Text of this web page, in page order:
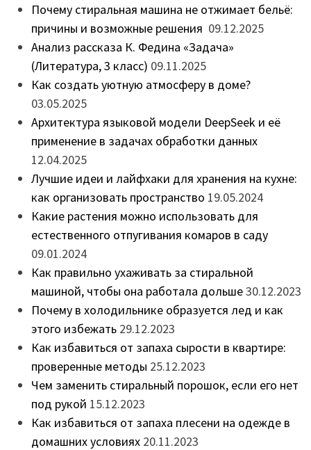
Почему стиральная машина не отжимает бельё:
причины и возможные решения 09.12.2025
Анализ рассказа К. Федина «Задача»
(Литература, 3 класс) 09.11.2025
Как создать уютную атмосферу в доме?
03.05.2025
Архитектура языковой модели DeepSeek и её
применение в задачах обработки данных
12.04.2025
Лучшие идеи и лайфхаки для хранения на кухне:
как организовать пространство 19.05.2024
Какие растения можно использовать для
естественного отпугивания комаров в саду
09.01.2024
Как правильно ухаживать за стиральной
машиной, чтобы она работала дольше30.12.2023
Почему в холодильнике образуется лед и как
этого избежать 29.12.2023
Как избавиться от запаха сырости в квартире:
проверенные методы 25.12.2023
Чем заменить стиральный порошок, если его нет
под рукой 15.12.2023
Как избавиться от запаха плесени на одежде в
домашних условиях 20.11.2023